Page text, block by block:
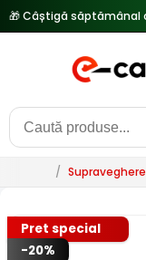
/ Supraveghere
Pret special
-20%